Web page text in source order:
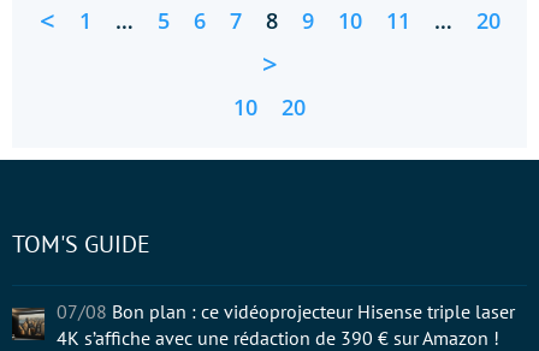
< 1 … 5 6 7 8 9 10 11 … 20
>
10 20
TOM'S GUIDE
07/08 Bon plan : ce vidéoprojecteur Hisense triple laser
4K s’affiche avec une rédaction de 390 € sur Amazon !